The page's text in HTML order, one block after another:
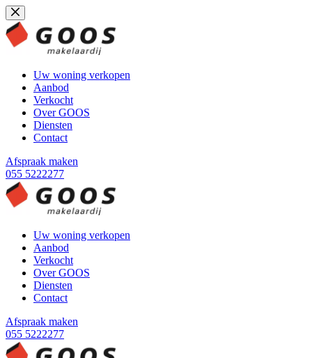
Ga
naar
de
inhoud
Uw woning verkopen
Aanbod
Verkocht
Over GOOS
Diensten
Contact
Afspraak maken
055 5222277
Uw woning verkopen
Aanbod
Verkocht
Over GOOS
Diensten
Contact
Afspraak maken
055 5222277